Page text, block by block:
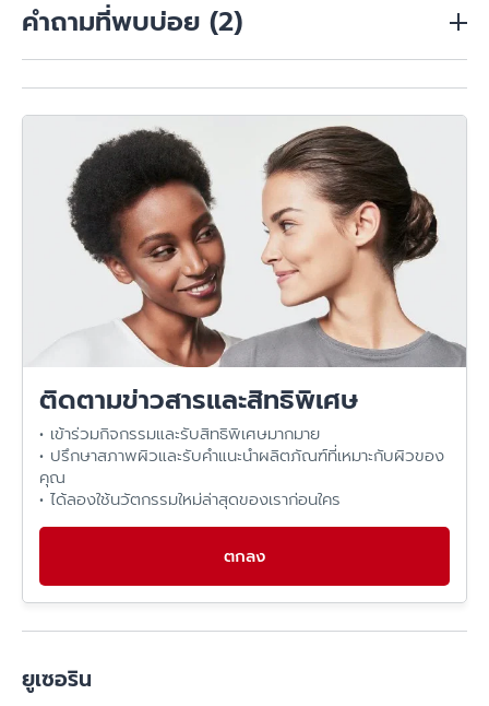
คำถามที่พบบ่อย (2)
กรดอะมิโนมีประโยชน์ต่อผิวพรรณและเส้นผมหรือไม่?
กรดอะมิโนเป็นส่วนประกอบสำคัญของโปรตีน อย่างคอลลาเจน
และเคราติน ซึ่งเป็นโครงสร้างหลักของผิวพรรณและเส้นผม การ
ได้รับกรดอะมิโนที่เพียงพอจึงมีความสำคัญต่อสุขภาพและความ
แข็งแรงของผิวหนังและเส้นผม
การได้รับกรดอะมิโนมากเกินไปมีผลเสียหรือไม่?
โดยทั่วไป การได้รับกรดอะมิโนจากอาหารในปริมาณที่สมดุลไม่ก่อ
ให้เกิดปัญหา แต่อย่างไรก็ตาม การรับประทานผลิตภัณฑ์เสริมอา
หารกรดอะมิโนในปริมาณมากเกินไป อาจเป็นภาระต่อไตและตับใน
การกำจัดของเสีย และอาจรบกวนสมดุลของกรดอะมิโนใน
ร่างกาย ควรปรึกษาแพทย์หรือผู้เชี่ยวชาญก่อนรับประทาน
ผลิตภัณฑ์เสริมอาหาร
ติดตามข่าวสารและสิทธิพิเศษ
• เข้าร่วมกิจกรรมและรับสิทธิพิเศษมากมาย
• ปรึกษาสภาพผิวและรับคำแนะนำผลิตภัณฑ์ที่เหมาะกับผิวของ
คุณ
• ได้ลองใช้นวัตกรรมใหม่ล่าสุดของเราก่อนใคร
ตกลง
ยูเซอริน